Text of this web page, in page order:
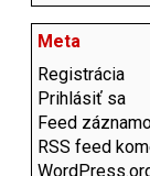
Meta
Registrácia
Prihlásiť sa
Feed
RSS feed